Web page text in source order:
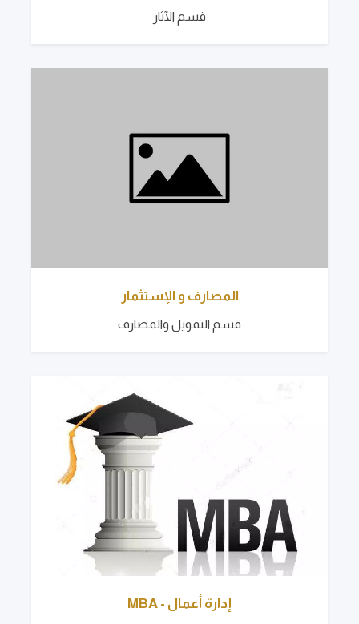
قسم الآثار
المصارف و الإستثمار
قسم التمويل والمصارف
إدارة أعمال - MBA